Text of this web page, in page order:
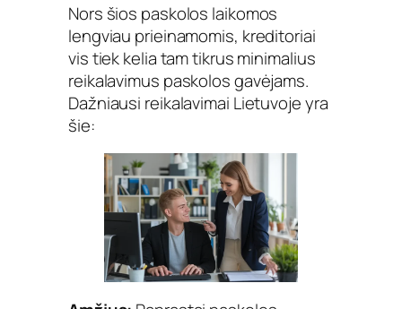
Nors šios paskolos laikomos
lengviau prieinamomis, kreditoriai
vis tiek kelia tam tikrus minimalius
reikalavimus paskolos gavėjams.
Dažniausi reikalavimai Lietuvoje yra
šie: